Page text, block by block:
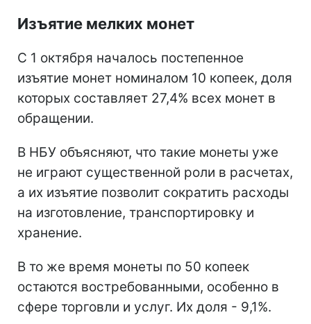
Изъятие мелких монет
С 1 октября началось постепенное
изъятие монет номиналом 10 копеек, доля
которых составляет 27,4% всех монет в
обращении.
В НБУ объясняют, что такие монеты уже
не играют существенной роли в расчетах,
а их изъятие позволит сократить расходы
на изготовление, транспортировку и
хранение.
В то же время монеты по 50 копеек
остаются востребованными, особенно в
сфере торговли и услуг. Их доля - 9,1%.